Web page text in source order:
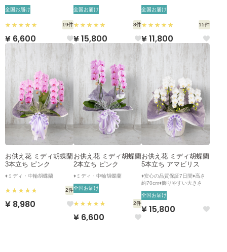
全国お届け
19件
¥ 6,600
全国お届け
8件
¥ 15,800
全国お届け
15件
¥ 11,800
お供え花 ミディ胡蝶蘭
3本立ち ピンク
♦ミディ・中輪胡蝶蘭
2件
¥ 8,980
お供え花 ミディ胡蝶蘭
2本立ち ピンク
♦ミディ・中輪胡蝶蘭
全国お届け
2件
¥ 6,600
お供え花 ミディ胡蝶蘭
5本立ち アマビリス
♦安心の品質保証7日間♦高さ
約70cm♦飾りやすい大きさ
全国お届け
¥ 15,800